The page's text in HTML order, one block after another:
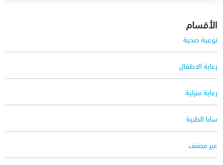
الأقسام
توعية صحية
رعاية الاطفال
رعاية منزلية
سابا الطبية
غير مصنف